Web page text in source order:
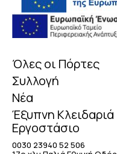
Όλες οι Πόρτες
Συλλογή
Νέα
Έξυπνη Κλειδαριά
Εργοστάσιο
0030 23940 52 506